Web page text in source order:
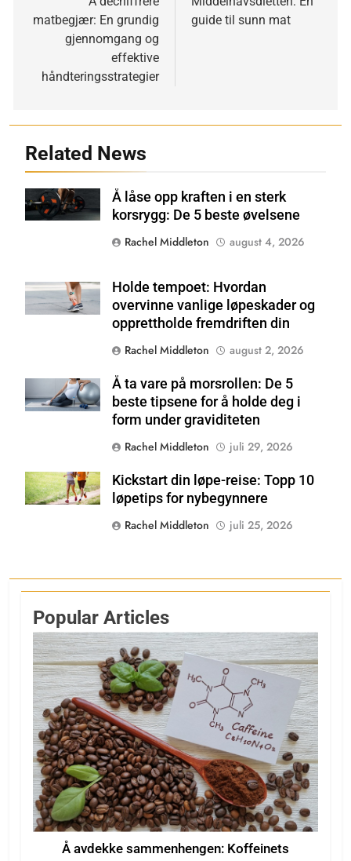
matbegjær: En grundig
gjennomgang og
effektive
håndteringsstrategier
guide til sunn mat
Related News
Shutterstock
Å låse opp kraften i en sterk
korsrygg: De 5 beste øvelsene
Rachel Middleton
august 4, 2026
Shutterstock
Holde tempoet: Hvordan
overvinne vanlige løpeskader og
opprettholde fremdriften din
Rachel Middleton
august 2, 2026
Shutterstock
Å ta vare på morsrollen: De 5
beste tipsene for å holde deg i
form under graviditeten
Rachel Middleton
juli 29, 2026
Shutterstock
Kickstart din løpe-reise: Topp 10
løpetips for nybegynnere
Rachel Middleton
juli 25, 2026
Popular Articles
Å avdekke sammenhengen: Koffeinets